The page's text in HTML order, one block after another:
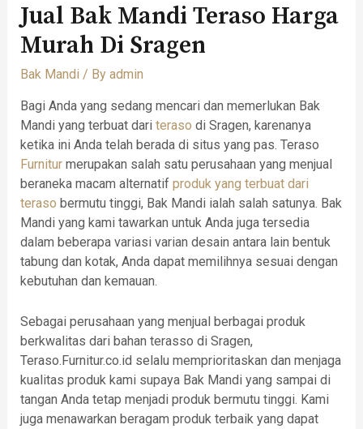
Jual Bak Mandi Teraso Harga
Murah Di Sragen
Bak Mandi / By admin
Bagi Anda yang sedang mencari dan memerlukan Bak
Mandi yang terbuat dari teraso di Sragen, karenanya
ketika ini Anda telah berada di situs yang pas. Teraso
Furniturmerupakan salah satu perusahaan yang menjual
beraneka macam alternatif produk yang terbuat dari
teraso bermutu tinggi, Bak Mandi ialah salah satunya. Bak
Mandi yang kami tawarkan untuk Anda juga tersedia
dalam beberapa variasi varian desain antara lain bentuk
tabung dan kotak, Anda dapat memilihnya sesuai dengan
kebutuhan dan kemauan.
Sebagai perusahaan yang menjual berbagai produk
berkwalitas dari bahan terasso di Sragen,
Teraso.Furnitur.co.id selalu memprioritaskan dan menjaga
kualitas produk kami supaya Bak Mandi yang sampai di
tangan Anda tetap menjadi produk bermutu tinggi. Kami
juga menawarkan beragam produk terbaik yang dapat